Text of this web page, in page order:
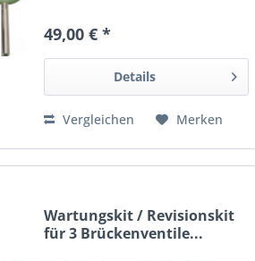
M25x2mm ISO nach DIN EN 144-1
O-Ring und Steigröhrchen im
Lieferumfang matt...
49,00 € *
Details
Vergleichen Merken
Wartungskit / Revisionskit
für 3 Brückenventile...